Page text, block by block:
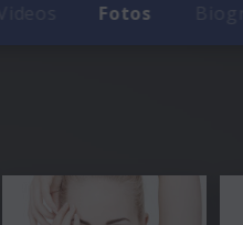
Fotos